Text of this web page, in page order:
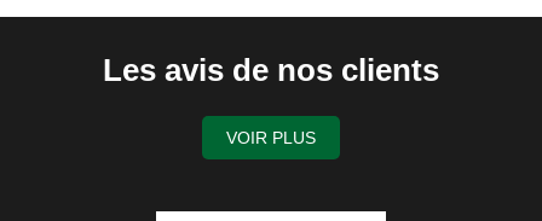
Les avis de nos clients
VOIR PLUS